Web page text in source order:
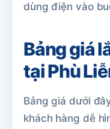
dùng điện vào
Bảng giá
tại Phù
Bảng giá dưới
khách hàng dễ